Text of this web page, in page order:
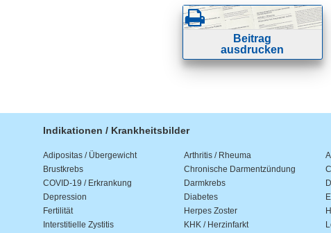
Beitrag
ausdrucken
Indikationen / Krankheitsbilder
Adipositas / Übergewicht Arthritis / Rheuma
Brustkrebs
Chronische Darmentzündung
COVID-19 / Erkrankung
Darmkrebs
Depression
Diabetes
Fertilität
Herpes Zoster
Interstitielle Zystitis
KHK / Herzinfarkt